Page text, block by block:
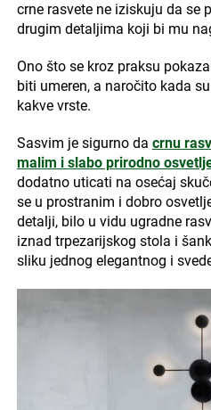
crne rasvete ne iziskuju da se
drugim detaljima koji bi mu
Ono što se kroz praksu
biti umeren, a naročito kada
kakve vrste.
Sasvim je sigurno da crnu
malim i slabo prirodno
dodatno uticati na osećaj
se u prostranim i dobro
detalji, bilo u vidu ugradne
iznad trpezarijskog stola i
sliku jednog elegantnog i